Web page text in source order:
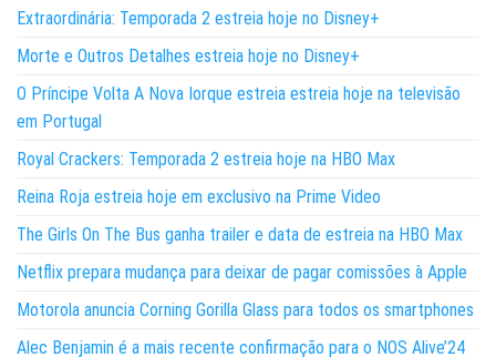
Extraordinária: Temporada 2 estreia hoje no Disney+
Morte e Outros Detalhes estreia hoje no Disney+
O Príncipe Volta A Nova Iorque estreia estreia hoje na televisão
em Portugal
Royal Crackers: Temporada 2 estreia hoje na HBO Max
Reina Roja estreia hoje em exclusivo na Prime Video
The Girls On The Bus ganha trailer e data de estreia na HBO Max
Netflix prepara mudança para deixar de pagar comissões à Apple
Motorola anuncia Corning Gorilla Glass para todos os smartphones
Alec Benjamin é a mais recente confirmação para o NOS Alive’24